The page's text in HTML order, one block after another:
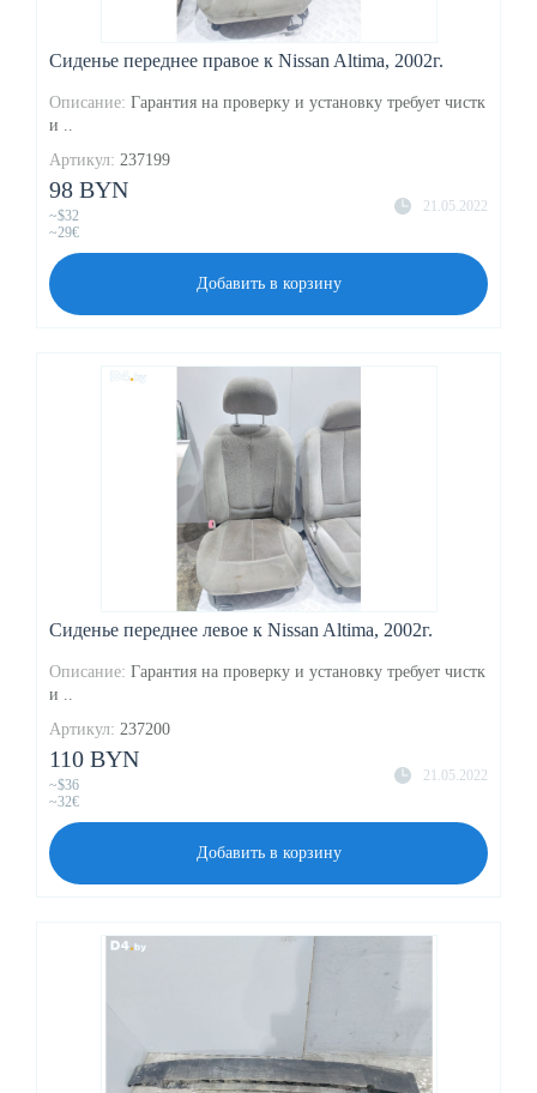
Сиденье переднее правое к Nissan Altima, 2002г.
Описание: Гарантия на проверку и установку требует чистк
и ..
Артикул: 237199
21.05.2022
98 BYN
~$32
~29€
Добавить в корзину
Сиденье переднее левое к Nissan Altima, 2002г.
Описание: Гарантия на проверку и установку требует чистк
и ..
Артикул: 237200
21.05.2022
110 BYN
~$36
~32€
Добавить в корзину